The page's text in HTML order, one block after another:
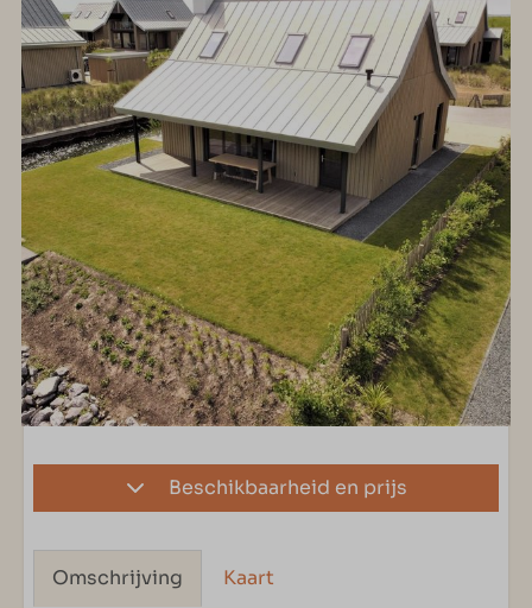
Beschikbaarheid en prijs
Omschrijving Kaart